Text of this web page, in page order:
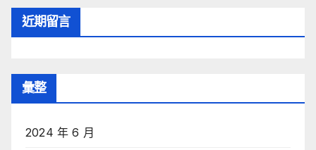
近期留言
彙整
2024 年 6 月